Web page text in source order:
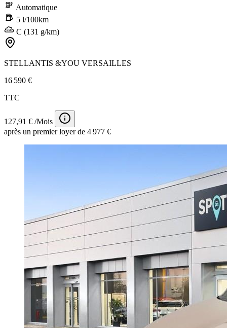
Automatique
5 l/100km
C (131 g/km)
STELLANTIS &YOU VERSAILLES
16 590 €
TTC
127,91 € /Mois
après un premier loyer de 4 977 €